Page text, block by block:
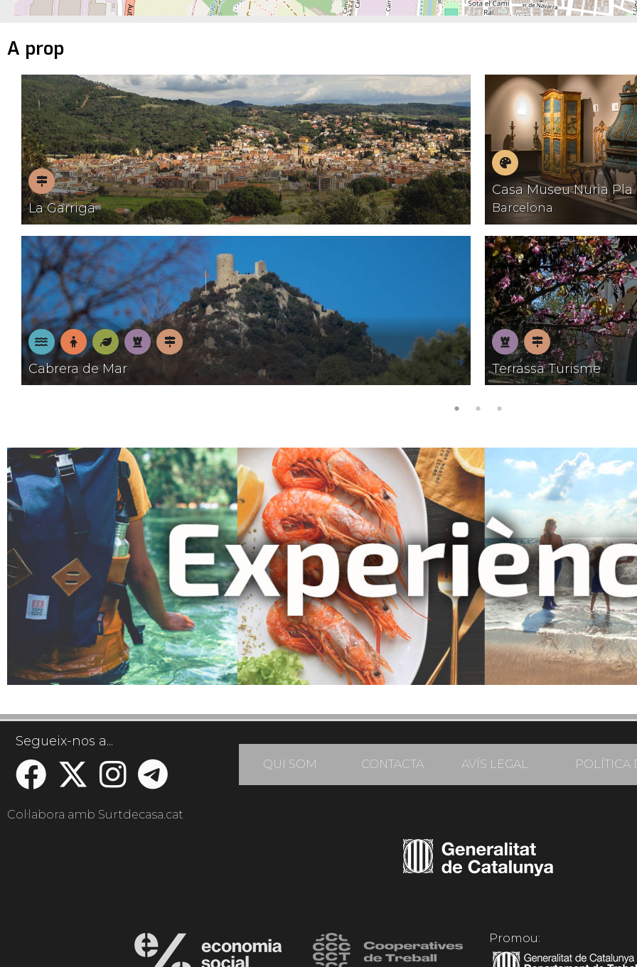
A prop
Pobles
amb
encant
La Garriga
A
En
família
Natura
Pobles
Cabrera de Mar
Museus
Casa Museu Nuria Pla
Barcelona
Patrimoni
Pobles
amb
Terrassa Turisme
Segueix-nos a...
QUI SOM CONTACTA AVÍS LEGAL POLÍTICA
Col·labora amb Surtdecasa.cat
Promou: